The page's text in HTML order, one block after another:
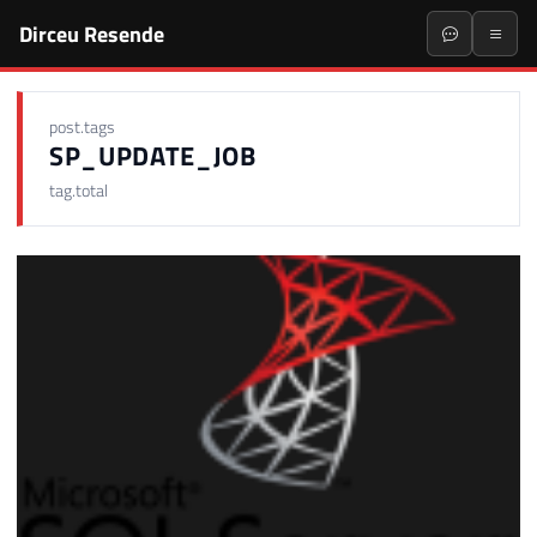
Dirceu Resende
post.tags
SP_UPDATE_JOB
tag.total